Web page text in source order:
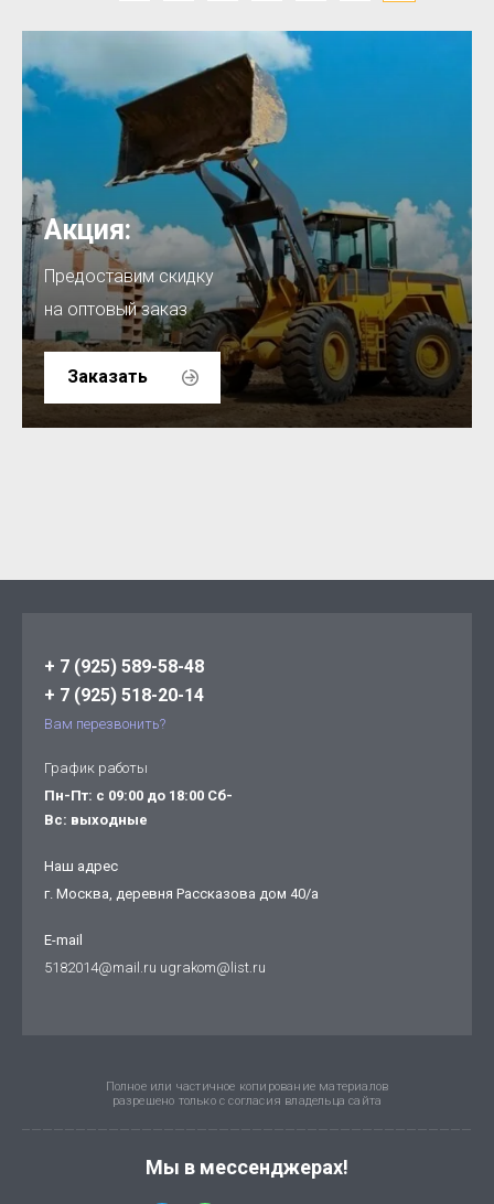
Акция:
Предоставим скидку
на оптовый заказ
Заказать
+ 7 (925) 589-58-48
+ 7 (925) 518-20-14
Вам перезвонить?
График работы
Пн-Пт: с 09:00 до 18:00 Сб-
Вс: выходные
Наш адрес
г. Москва, деревня Рассказова дом 40/а
E-mail
5182014@mail.ru ugrakom@list.ru
Полное или частичное копирование материалов
разрешено только с согласия владельца сайта
Мы в мессенджерах!